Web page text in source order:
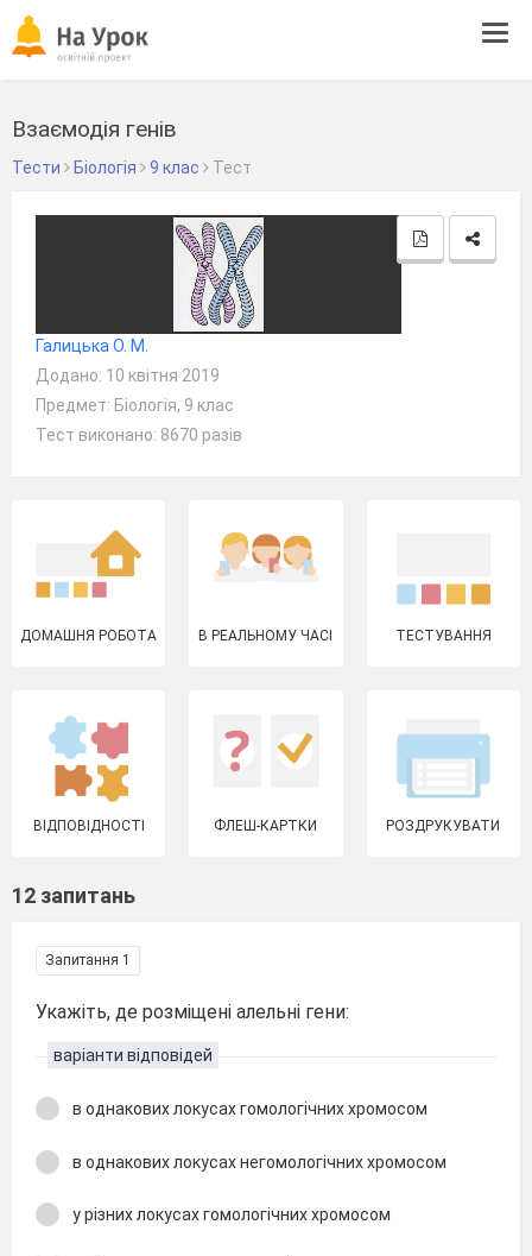
Взаємодія генів
Тести Біологія 9 клас Тест
Галицька О. М.
Додано: 10 квітня 2019
Предмет: Біологія, 9 клас
Тест виконано: 8670 разів
ДОМАШНЯ РОБОТА В РЕАЛЬНОМУ ЧАСІ ТЕСТУВАННЯ
ВІДПОВІДНОСТІ ФЛЕШ-КАРТКИ РОЗДРУКУВАТИ
12 запитань
Запитання 1
Укажіть, де розміщені алельні гени:
варіанти відповідей
в однакових локусах гомологічних хромосом
в однакових локусах негомологічних хромосом
у різних локусах гомологічних хромосом